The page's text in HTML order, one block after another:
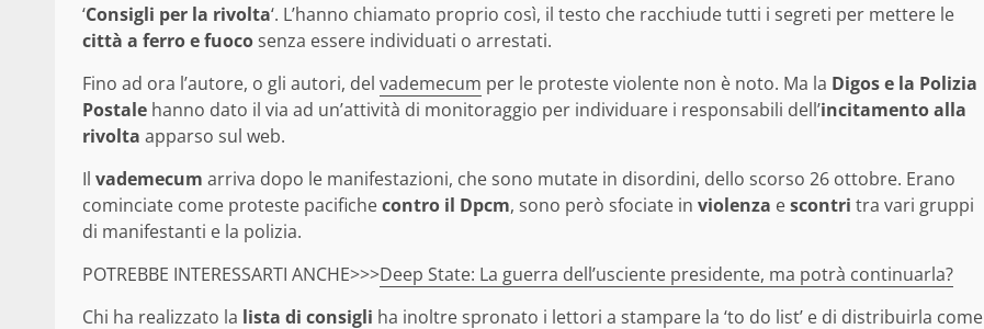
‘Consigli per la rivolta‘. L’hanno chiamato proprio così, il testo che racchiude tutti i segreti per mettere le
città a ferro e fuocosenza essere individuati o arrestati.
Fino ad ora l’autore, o gli autori, del vademecum per le proteste violente non è noto. Ma la Digos e la Polizia
Postale hanno dato il via ad un’attività di monitoraggio per individuare i responsabili dell’incitamento alla
rivolta apparso sul web.
Il vademecum arriva dopo le manifestazioni, che sono mutate in disordini, dello scorso 26 ottobre. Erano
cominciate come proteste pacifichecontro il Dpcm, sono però sfociate in violenza escontri tra vari gruppi
di manifestanti e la polizia.
POTREBBE INTERESSARTI ANCHE>>>Deep State: La guerra dell’usciente presidente, ma potrà continuarla?
Chi ha realizzato la lista di consigli ha inoltre spronato i lettori a stampare la ‘to do list’ e di distribuirla come